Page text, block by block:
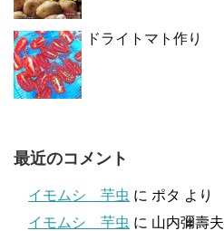
ドライトマト作り
最近のコメント
イモムシ 芋虫 に ポタ より
イモムシ 芋虫 に 山内彌壽夫